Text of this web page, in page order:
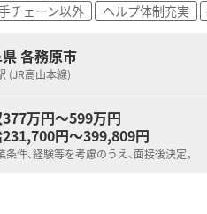
チェーン以外 ヘルプ体制充実
各務原市
(JR高山本線)
万円～599万円
円～399,809円
件、経験等を考慮のうえ、面接後決定。